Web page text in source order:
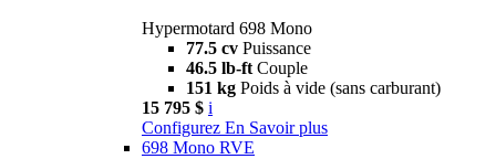
Hypermotard 698 Mono
77.5 cv Puissance
46.5 lb-ft Couple
151 kg Poids à vide (sans carburant)
15 795 $ i
Configurez En Savoir plus
698 Mono RVE